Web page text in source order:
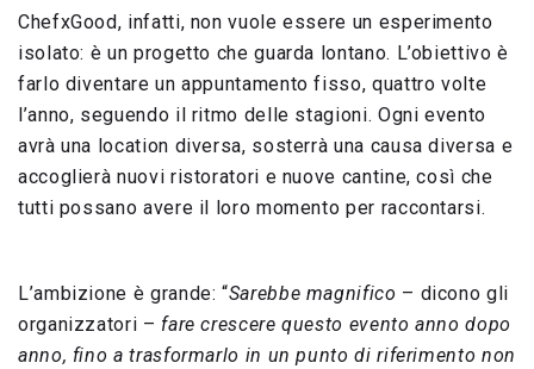
ChefxGood, infatti, non vuole essere un esperimento
isolato: è un progetto che guarda lontano. L’obiettivo è
farlo diventare un appuntamento fisso, quattro volte
l’anno, seguendo il ritmo delle stagioni. Ogni evento
avrà una location diversa, sosterrà una causa diversa e
accoglierà nuovi ristoratori e nuove cantine, così che
tutti possano avere il loro momento per raccontarsi.
L’ambizione è grande: “Sarebbe magnifico – dicono gli
organizzatori – fare crescere questo evento anno dopo
anno, fino a trasformarlo in un punto di riferimento non